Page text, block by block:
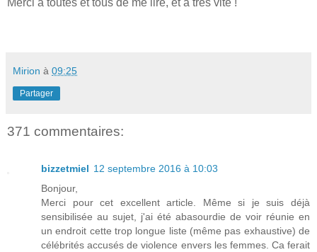
Merci à toutes et tous de me lire, et à très vite !
Mirion à 09:25
Partager
371 commentaires:
bizzetmiel 12 septembre 2016 à 10:03
Bonjour,
Merci pour cet excellent article. Même si je suis déjà
sensibilisée au sujet, j'ai été abasourdie de voir réunie en
un endroit cette trop longue liste (même pas exhaustive) de
célébrités accusés de violence envers les femmes. Ca ferait